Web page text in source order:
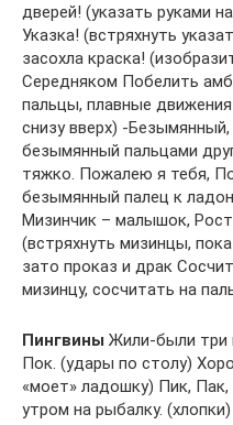
дверей! (указать руками
Указка! (встряхнуть
засохла краска!
Середняком Побелить
пальцы, плавные
снизу вверх) -
безымянный пальцами
тяжко. Пожалею я тебя,
безымянный палец к
Мизинчик – малышок,
(встряхнуть мизинцы,
зато проказ и драк
мизинцу, сосчитать на
Пингвины Жили-были три
Пок. (удары по столу)
«моет» ладошку) Пик,
утром на рыбалку.